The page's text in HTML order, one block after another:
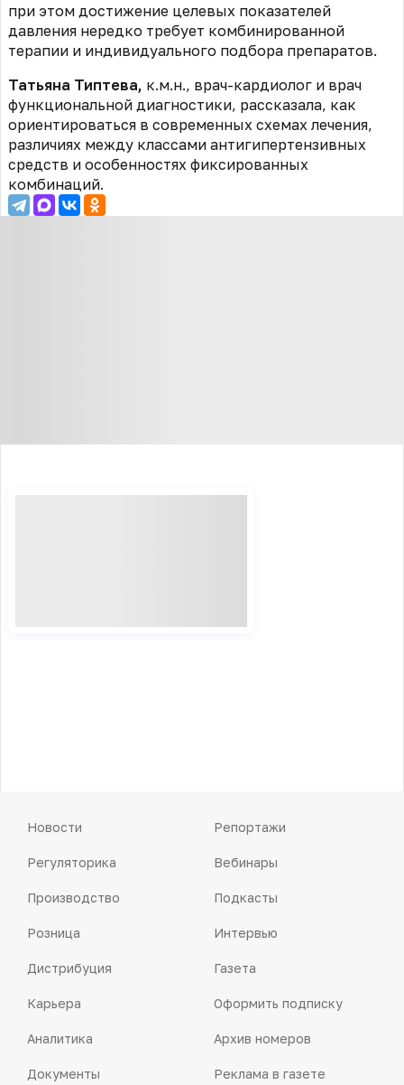
при этом достижение целевых показателей
давления нередко требует комбинированной
терапии и индивидуального подбора препаратов.
Татьяна Типтева, к.м.н., врач-кардиолог и врач
функциональной диагностики, рассказала, как
ориентироваться в современных схемах лечения,
различиях между классами антигипертензивных
средств и особенностях фиксированных
комбинаций.
Новости
Регуляторика
Производство
Розница
Дистрибуция
Карьера
Аналитика
Документы
Репортажи
Вебинары
Подкасты
Интервью
Газета
Оформить подписку
Архив номеров
Реклама в газете